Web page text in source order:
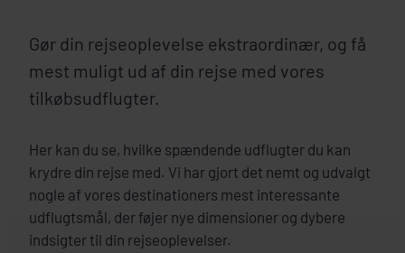
Gør din rejseoplevelse ekstraordinær, og få
mest muligt ud af din rejse med vores
tilkøbsudflugter.
Her kan du se, hvilke spændende udflugter du kan
krydre din rejse med. Vi har gjort det nemt og udvalgt
nogle af vores destinationers mest interessante
udflugtsmål, der føjer nye dimensioner og dybere
indsigter til din rejseoplevelser.